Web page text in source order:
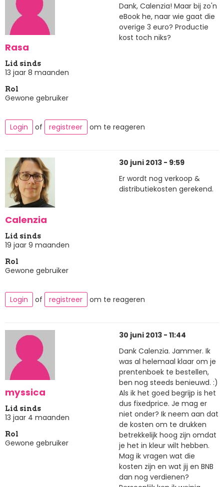
Rasa
Lid sinds
13 jaar 8 maanden
Rol
Gewone gebruiker
Dank, Calenzia! Maar bij zo'n
eBook he, naar wie gaat die
overige 3 euro? Productie
kost toch niks?
Login of registreer om te reageren
Calenzia
Lid sinds
19 jaar 9 maanden
Rol
Gewone gebruiker
30 juni 2013 - 9:59
Er wordt nog verkoop &
distributiekosten gerekend.
Login of registreer om te reageren
myssica
Lid sinds
13 jaar 4 maanden
Rol
Gewone gebruiker
30 juni 2013 - 11:44
Dank Calenzia. Jammer. Ik
was al helemaal klaar om je
prentenboek te bestellen,
ben nog steeds benieuwd. :)
Als ik het goed begrijp is het
dus fixedprice. Je mag er
niet onder? Ik neem aan dat
de kosten om te drukken
betrekkelijk hoog zijn omdat
je het in kleur wilt hebben.
Mag ik vragen wat die
kosten zijn en wat jij en BNB
dan nog verdienen?